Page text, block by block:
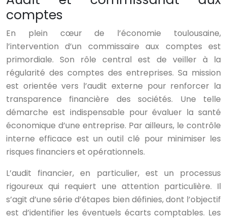
comptes
En plein cœur de l’économie toulousaine,
l’intervention d’un commissaire aux comptes est
primordiale. Son rôle central est de veiller à la
régularité des comptes des entreprises. Sa mission
est orientée vers l’audit externe pour renforcer la
transparence financière des sociétés. Une telle
démarche est indispensable pour évaluer la santé
économique d’une entreprise. Par ailleurs, le contrôle
interne efficace est un outil clé pour minimiser les
risques financiers et opérationnels.
L’audit financier, en particulier, est un processus
rigoureux qui requiert une attention particulière. Il
s’agit d’une série d’étapes bien définies, dont l’objectif
est d’identifier les éventuels écarts comptables. Les